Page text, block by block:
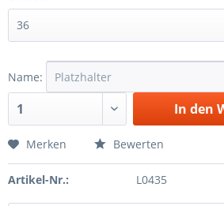
Name:
In den
Merken Bewerten
Artikel-Nr.: L0435